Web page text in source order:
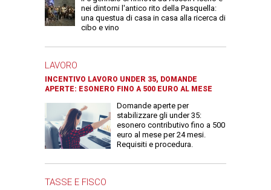
nei dintorni l'antico rito della Pasquella:
una questua di casa in casa alla ricerca di
cibo e vino
LAVORO
INCENTIVO LAVORO UNDER 35, DOMANDE
APERTE: ESONERO FINO A 500 EURO AL MESE
Domande aperte per
stabilizzare gli under 35:
esonero contributivo fino a 500
euro al mese per 24 mesi.
Requisiti e procedura.
TASSE E FISCO